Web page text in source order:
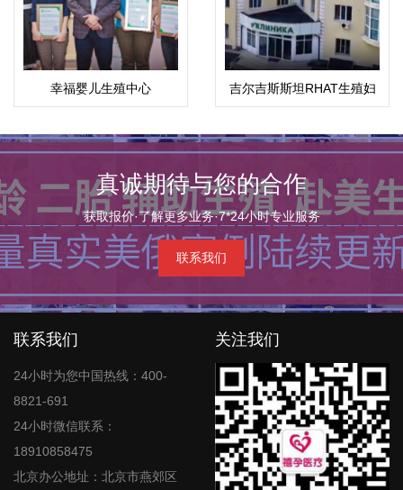
幸福婴儿生殖中心
吉尔吉斯斯坦RHAT生殖妇
产中心
真诚期待与您的合作
获取报价·了解更多业务·7*24小时专业服务
联系我们
联系我们
24小时为您中国热线：400-
8821-691
24小时微信联系：
18910858475
北京办公地址：北京市燕郊区
关注我们